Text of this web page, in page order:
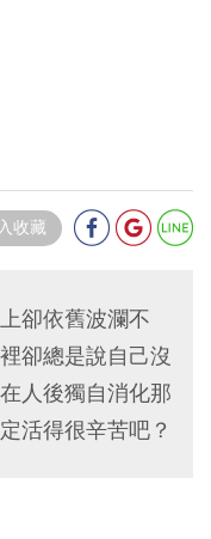
收藏
卻依舊波瀾不
卻總是說自己沒
人後獨自消化那
活得很辛苦吧？